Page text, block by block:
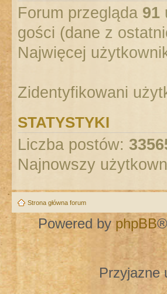
Forum przegląda 91
gości (dane z
Najwięcej
Zidentyfikowani
STATYSTYKI
Liczba postów:
Najnowszy
Strona główna forum
Powered by phpBB
Przyjazne